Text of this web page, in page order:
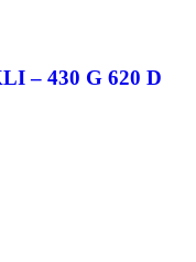
– 430 G 620 D